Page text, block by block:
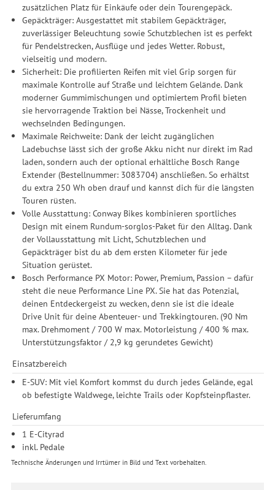
Informationen zu den einzelnen Funktionen, den Drittanbietern
und der Speicherdauer finden Sie unter Einstellungen. Diese
Einwilligung ist freiwillig, für die Nutzung unserer Website nicht
erforderlich und gilt, bis sie widerrufen wird. Sie können Ihre
Einwilligung unter Einstellungen lediglich für bestimmte
Drittanbieter erteilen und jederzeit für die Zukunft widerrufen.
zusätzlichen Platz für Einkäufe oder dein Tourengepäck.
Gepäckträger: Ausgestattet mit stabilem Gepäckträger,
zuverlässiger Beleuchtung sowie Schutzblechen ist es perfekt
für Pendelstrecken, Ausflüge und jedes Wetter. Robust,
vielseitig und modern.
Sicherheit: Die profilierten Reifen mit viel Grip sorgen für
maximale Kontrolle auf Straße und leichtem Gelände. Dank
moderner Gummimischungen und optimiertem Profil bieten
sie hervorragende Traktion bei Nässe, Trockenheit und
wechselnden Bedingungen.
Maximale Reichweite: Dank der leicht zugänglichen
Ladebuchse lässt sich der große Akku nicht nur direkt im Rad
laden, sondern auch der optional erhältliche Bosch Range
Extender (Bestellnummer: 3083704) anschließen. So erhältst
du extra 250 Wh oben drauf und kannst dich für die längsten
Touren rüsten.
Volle Ausstattung: Conway Bikes kombinieren sportliches
Design mit einem Rundum-sorglos-Paket für den Alltag. Dank
der Vollausstattung mit Licht, Schutzblechen und
Gepäckträger bist du ab dem ersten Kilometer für jede
Situation gerüstet.
Bosch Performance PX Motor: Power, Premium, Passion – dafür
steht die neue Performance Line PX. Sie hat das Potenzial,
deinen Entdeckergeist zu wecken, denn sie ist die ideale
Drive Unit für deine Abenteuer- und Trekkingtouren. (90 Nm
max. Drehmoment / 700 W max. Motorleistung / 400 % max.
Unterstützungsfaktor / 2,9 kg gerundetes Gewicht)
Einsatzbereich
E-SUV: Mit viel Komfort kommst du durch jedes Gelände, egal
ob befestigte Waldwege, leichte Trails oder Kopfsteinpflaster.
Lieferumfang
1 E-Cityrad
inkl. Pedale
Technische Änderungen und Irrtümer in Bild und Text vorbehalten.